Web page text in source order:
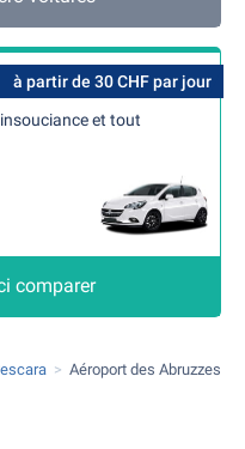
à partir de 30 CHF par jour
et tout
comparer
Aéroport des Abruzzes